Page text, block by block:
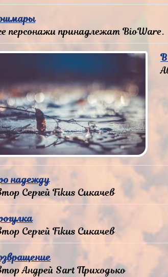
персонажи принадлежат BioWare.
В
надежду
Сергей Fikus Сикачев
Сергей Fikus Сикачев
Андрей Sart Приходько